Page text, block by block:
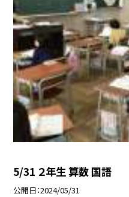
5/31 ２年生 算数 国語
公開日 2024/05/31